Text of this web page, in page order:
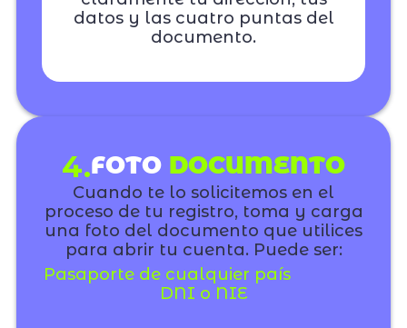
datos y las cuatro puntas del
documento.
4.FOTO DOCUMENTO
Cuando te lo solicitemos en el
proceso de tu registro, toma y carga
una foto del documento que utilices
para abrir tu cuenta. Puede ser:
Pasaporte de cualquier país
DNI o NIE